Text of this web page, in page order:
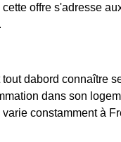
offre s'adresse
dabord connaître
dans son
constamment à